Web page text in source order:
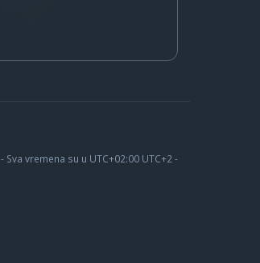
- Sva vremena su u UTC+02:00 UTC+2 -